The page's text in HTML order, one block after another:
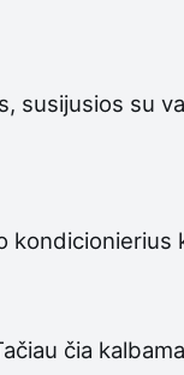
susijusios su
čia